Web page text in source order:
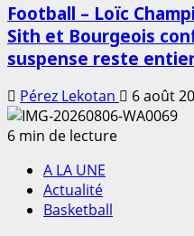
Football – Loïc
Sith et Bourgeois
suspense reste
Pérez Lekotan 6 août
6 min de lecture
A LA UNE
Actualité
Basketball